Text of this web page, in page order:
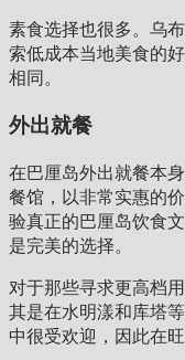
素食选择也很多。乌
索低成本当地美食的
相同。
外出就餐
在巴厘岛外出就餐本
餐馆，以非常实惠的
验真正的巴厘岛饮食
是完美的选择。
对于那些寻求更高档
其是在水明漾和库塔
中很受欢迎，因此在